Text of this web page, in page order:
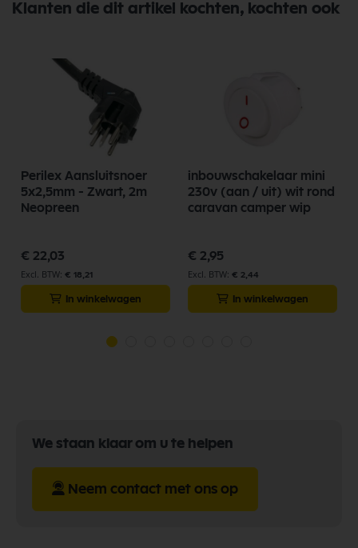
Klanten die dit artikel kochten, kochten ook
Perilex Aansluitsnoer
5x2,5mm - Zwart, 2m
Neopreen
€ 22,03
€ 18,21
In winkelwagen
inbouwschakelaar mini
230v (aan / uit) wit rond
caravan camper wip
€ 2,95
€ 2,44
In winkelwagen
We staan klaar om u te helpen
Neem contact met ons op